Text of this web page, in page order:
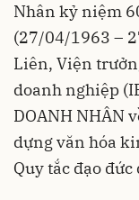
Nhân kỷ niệm
(27/04/1963 –
Liên, Viện
doanh nghiệp
DOANH NHÂN
dựng văn hóa
Quy tắc đạo